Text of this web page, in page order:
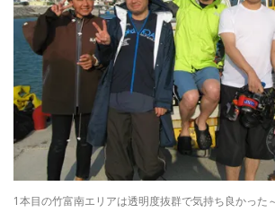
1本目の竹富南エリアは透明度抜群で気持ち良かった